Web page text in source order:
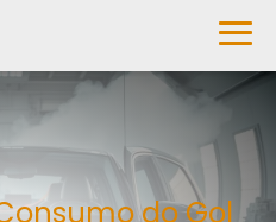
do Gol